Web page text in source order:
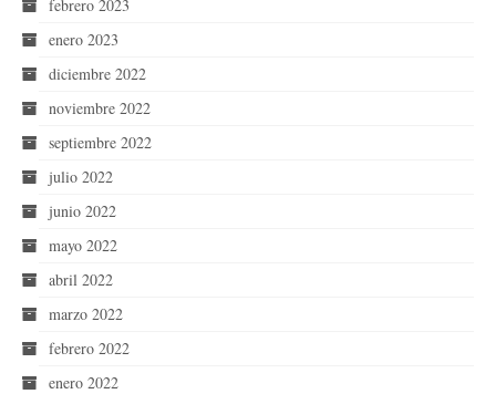
febrero 2023
enero 2023
diciembre 2022
noviembre 2022
septiembre 2022
julio 2022
junio 2022
mayo 2022
abril 2022
marzo 2022
febrero 2022
enero 2022